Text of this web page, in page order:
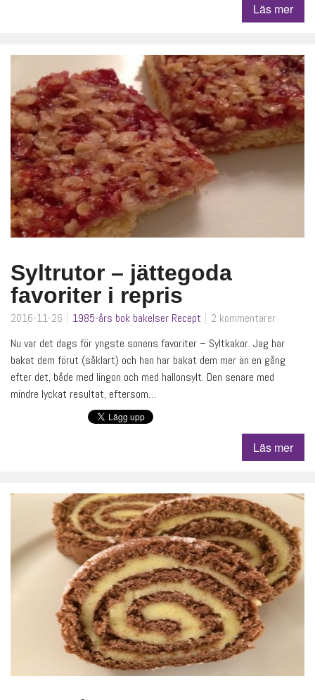
Läs mer
Syltrutor – jättegoda
favoriter i repris
2016-11-26 1985-års bok bakelser Recept
2 kommentarer
Nu var det dags för yngste sonens favoriter – Syltkakor. Jag har
bakat dem förut (såklart) och han har bakat dem mer än en gång
efter det, både med lingon och med hallonsylt. Den senare med
mindre lyckat resultat, eftersom…
Läs mer